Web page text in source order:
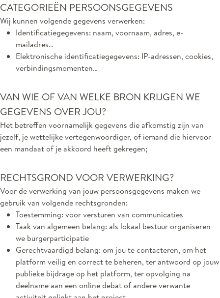
CATEGORIEËN PERSOONSGEGEVENS
Wij kunnen volgende gegevens verwerken:
Identificatiegegevens: naam, voornaam, adres, e-
mailadres…
Elektronische identificatiegegevens: IP-adressen, cookies,
verbindingsmomenten…
VAN WIE OF VAN WELKE BRON KRIJGEN WE
GEGEVENS OVER JOU?
Het betreffen voornamelijk gegevens die afkomstig zijn van
jezelf, je wettelijke vertegenwoordiger, of iemand die hiervoor
een mandaat of je akkoord heeft gekregen;
RECHTSGROND VOOR VERWERKING?
Voor de verwerking van jouw persoonsgegevens maken we
gebruik van volgende rechtsgronden:
Toestemming: voor versturen van communicaties
Taak van algemeen belang: als lokaal bestuur organiseren
we burgerparticipatie
Gerechtvaardigd belang: om jou te contacteren, om het
platform veilig en correct te beheren, ter antwoord op jouw
publieke bijdrage op het platform, ter opvolging na
deelname aan een online debat of andere verwante